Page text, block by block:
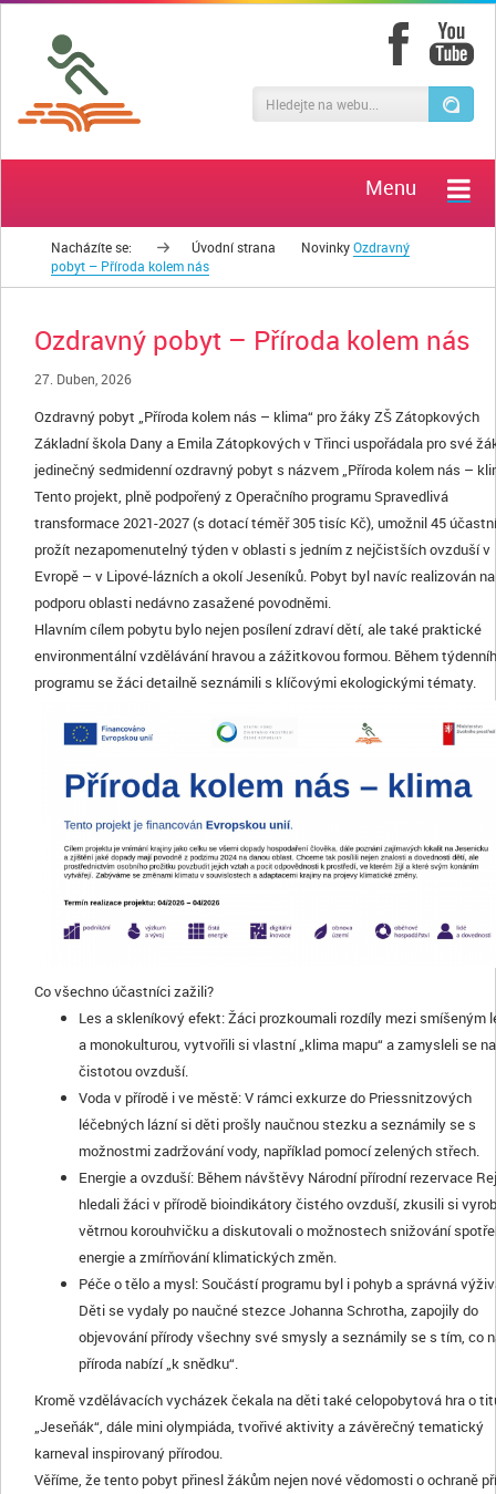
Menu
Nacházíte se: Úvodní strana NovinkyOzdravný
pobyt – Příroda kolem nás
Ozdravný pobyt – Příroda kolem nás
27. Duben, 2026
Ozdravný pobyt „Příroda kolem nás – klima“ pro žáky ZŠ Zátopkových
Základní škola Dany a Emila Zátopkových v Třinci uspořádala pro své
jedinečný sedmidenní ozdravný pobyt s názvem „Příroda kolem nás –
Tento projekt, plně podpořený z Operačního programu Spravedlivá
transformace 2021-2027 (s dotací téměř 305 tisíc Kč), umožnil 45
prožít nezapomenutelný týden v oblasti s jedním z nejčistších ovzduší v
Evropě – v Lipové-lázních a okolí Jeseníků. Pobyt byl navíc realizován na
podporu oblasti nedávno zasažené povodněmi.
Hlavním cílem pobytu bylo nejen posílení zdraví dětí, ale také praktické
environmentální vzdělávání hravou a zážitkovou formou. Během
programu se žáci detailně seznámili s klíčovými ekologickými tématy.
Co všechno účastníci zažili?
Les a skleníkový efekt: Žáci prozkoumali rozdíly mezi smíšeným
a monokulturou, vytvořili si vlastní „klima mapu“ a zamysleli se
čistotou ovzduší.
Voda v přírodě i ve městě: V rámci exkurze do Priessnitzových
léčebných lázní si děti prošly naučnou stezku a seznámily se s
možnostmi zadržování vody, například pomocí zelených střech.
Energie a ovzduší: Během návštěvy Národní přírodní rezervace
hledali žáci v přírodě bioindikátory čistého ovzduší, zkusili si
větrnou korouhvičku a diskutovali o možnostech snižování
energie a zmírňování klimatických změn.
Péče o tělo a mysl: Součástí programu byl i pohyb a správná
Děti se vydaly po naučné stezce Johanna Schrotha, zapojily do
objevování přírody všechny své smysly a seznámily se s tím, co
příroda nabízí „k snědku“.
Kromě vzdělávacích vycházek čekala na děti také celopobytová hra o
„Jeseňák“, dále mini olympiáda, tvořivé aktivity a závěrečný tematický
karneval inspirovaný přírodou.
Věříme, že tento pobyt přinesl žákům nejen nové vědomosti o ochraně